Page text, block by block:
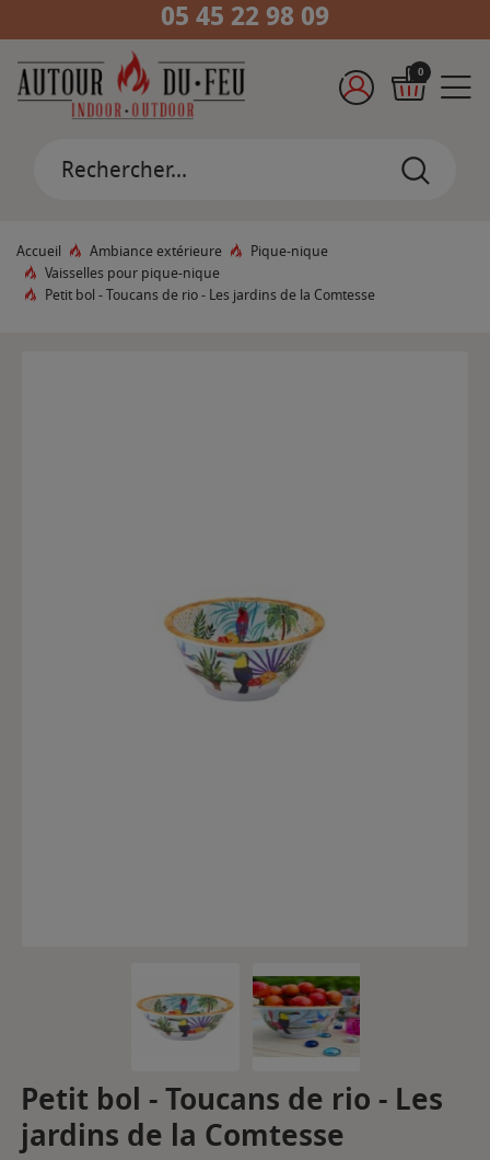
05 45 22 98 09
0
Accueil Ambiance extérieure
Pique-nique
Vaisselles pour pique-nique
Petit bol - Toucans de rio - Les jardins de la Comtesse
Petit bol - Toucans de rio - Les
jardins de la Comtesse